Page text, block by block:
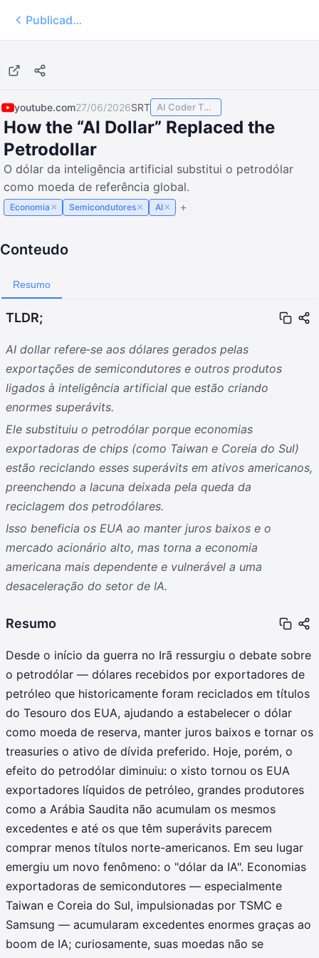
Publicados
youtube.com27/06/2026SRT AI Coder TODAY
How the “AI Dollar” Replaced the
Petrodollar
O dólar da inteligência artificial substitui o petrodólar
como moeda de referência global.
Economia × Semicondutores× AI×
Conteudo
Resumo
TLDR;
AI dollar refere‑se aos dólares gerados pelas
exportações de semicondutores e outros produtos
ligados à inteligência artificial que estão criando
enormes superávits.
Ele substituiu o petrodólar porque economias
exportadoras de chips (como Taiwan e Coreia do Sul)
estão reciclando esses superávits em ativos americanos,
preenchendo a lacuna deixada pela queda da
reciclagem dos petrodólares.
Isso beneficia os EUA ao manter juros baixos e o
mercado acionário alto, mas torna a economia
americana mais dependente e vulnerável a uma
desaceleração do setor de IA.
Resumo
Desde o início da guerra no Irã ressurgiu o debate sobre
o petrodólar — dólares recebidos por exportadores de
petróleo que historicamente foram reciclados em títulos
do Tesouro dos EUA, ajudando a estabelecer o dólar
como moeda de reserva, manter juros baixos e tornar os
treasuries o ativo de dívida preferido. Hoje, porém, o
efeito do petrodólar diminuiu: o xisto tornou os EUA
exportadores líquidos de petróleo, grandes produtores
como a Arábia Saudita não acumulam os mesmos
excedentes e até os que têm superávits parecem
comprar menos títulos norte-americanos. Em seu lugar
emergiu um novo fenômeno: o "dólar da IA". Economias
exportadoras de semicondutores — especialmente
Taiwan e Coreia do Sul, impulsionadas por TSMC e
Samsung — acumularam excedentes enormes graças ao
boom de IA; curiosamente, suas moedas não se